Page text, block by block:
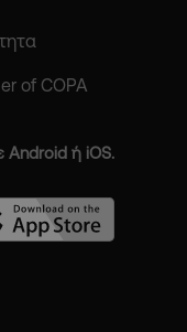
of COPA
Android ή iOS.